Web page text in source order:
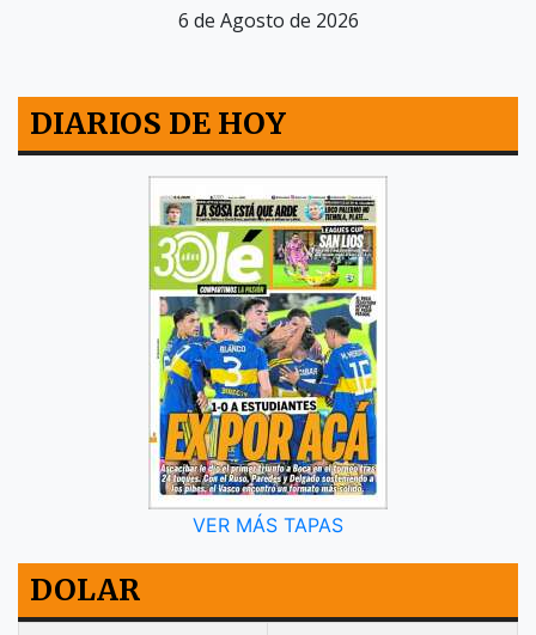
6 de Agosto de 2026
DIARIOS DE HOY
VER MÁS TAPAS
DOLAR